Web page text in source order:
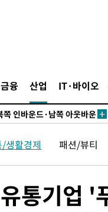
금융 산업 IT·바이오
명 식사 대접까지(종합)
방식 매달리지 말고 과감히
인바운드·남쪽 아웃바운
, 폭염경보로 하향
은 계급 임용…희망지 못
은 비[내일날씨]
메모리 수요 선제 대응"
투란VC 입단
생활경제 패션/뷰티
통기업 '